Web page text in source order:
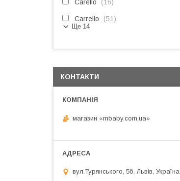
Carello 16
Carrello 51
Ще 14
КОНТАКТИ
магазин «mbaby.com.ua»
вул.Турянського, 5б, Львів, Україна